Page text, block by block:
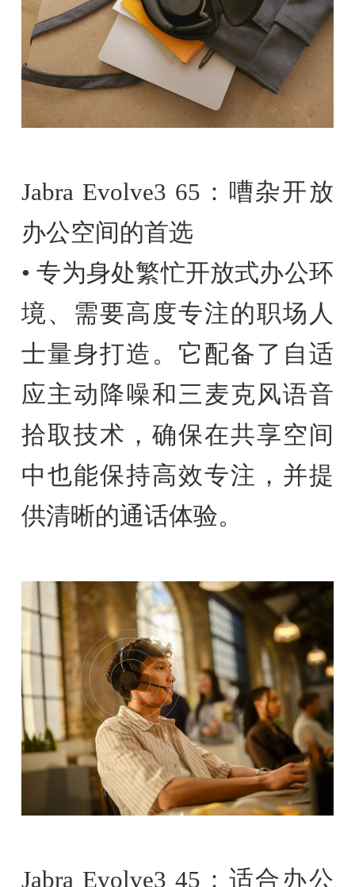
Jabra Evolve3 65：嘈杂开放
办公空间的首选
• 专为身处繁忙开放式办公环
境、需要高度专注的职场人
士量身打造。它配备了自适
应主动降噪和三麦克风语音
拾取技术，确保在共享空间
中也能保持高效专注，并提
供清晰的通话体验。
Jabra Evolve3 45：适合办公